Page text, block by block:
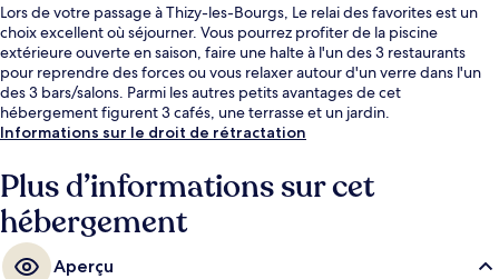
Lors de votre passage à Thizy-les-Bourgs, Le relai des favorites est un
choix excellent où séjourner. Vous pourrez profiter de la piscine
extérieure ouverte en saison, faire une halte à l'un des 3 restaurants
pour reprendre des forces ou vous relaxer autour d'un verre dans l'un
des 3 bars/salons. Parmi les autres petits avantages de cet
hébergement figurent 3 cafés, une terrasse et un jardin.
Informations sur le droit de rétractation
Plus d’informations sur cet
hébergement
Aperçu